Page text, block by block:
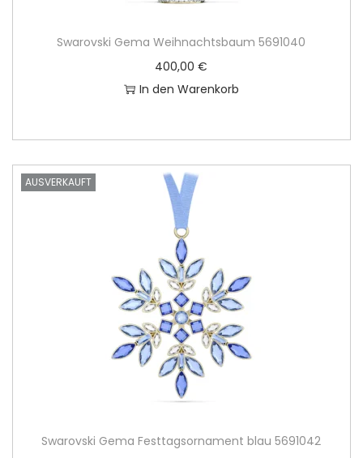
Swarovski Gema Weihnachtsbaum 5691040
400,00€
In den Warenkorb
AUSVERKAUFT
Swarovski Gema Festtagsornament blau 5691042